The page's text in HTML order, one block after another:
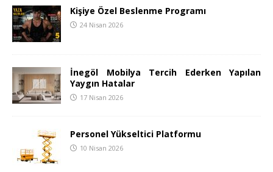
Kişiye Özel Beslenme Programı
24 Nisan 2026
İnegöl Mobilya Tercih Ederken Yapılan
Yaygın Hatalar
17 Nisan 2026
Personel Yükseltici Platformu
10 Nisan 2026